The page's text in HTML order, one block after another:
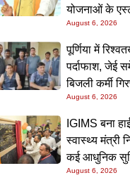
योजनाओं के
मुख्यमंत्री ने
निगरानी पोर्टल
August 6, 2026
पूर्णिया में
पर्दाफाश, जेई
बिजली कर्मी
कनेक्शन के नाम
थे 15 हजार
टीम ने रंगे हाथ
August 6, 2026
IGIMS बना
स्वास्थ्य मंत्री
कई आधुनिक
किया उद्घाटन;
August 6, 2026